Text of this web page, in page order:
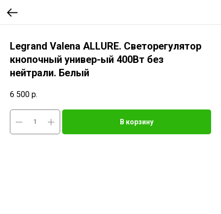
Legrand Valena ALLURE. Светорегулятор
кнопочный универ-ый 400Вт без
нейтрали. Белый
6 500 р.
В корзину